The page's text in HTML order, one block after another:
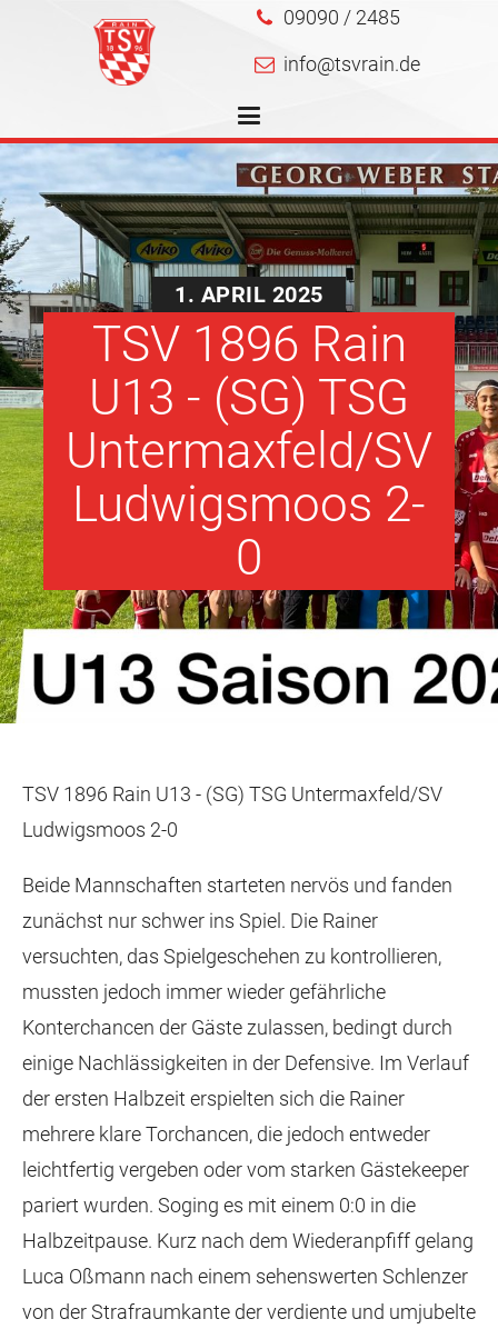
09090 / 2485
info@tsvrain.de
1. APRIL 2025
TSV 1896 Rain
U13 - (SG) TSG
Untermaxfeld/SV
Ludwigsmoos 2-
0
TSV 1896 Rain U13 - (SG) TSG Untermaxfeld/SV
Ludwigsmoos 2-0
Beide Mannschaften starteten nervös und fanden
zunächst nur schwer ins Spiel. Die Rainer
versuchten, das Spielgeschehen zu kontrollieren,
mussten jedoch immer wieder gefährliche
Konterchancen der Gäste zulassen, bedingt durch
einige Nachlässigkeiten in der Defensive. Im Verlauf
der ersten Halbzeit erspielten sich die Rainer
mehrere klare Torchancen, die jedoch entweder
leichtfertig vergeben oder vom starken Gästekeeper
pariert wurden. Soging es mit einem 0:0 in die
Halbzeitpause. Kurz nach dem Wiederanpfiff gelang
Luca Oßmann nach einem sehenswerten Schlenzer
von der Strafraumkante der verdiente und umjubelte